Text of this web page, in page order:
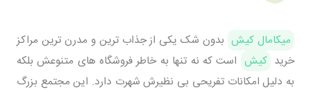
میکامال کیش بدون شک یکی از جذاب ترین و مدرن ترین مراکز
خرید کیش است که نه تنها به خاطر فروشگاه های متنوعش بلکه
به دلیل امکانات تفریحی بی نظیرش شهرت دارد. این مجتمع بزرگ